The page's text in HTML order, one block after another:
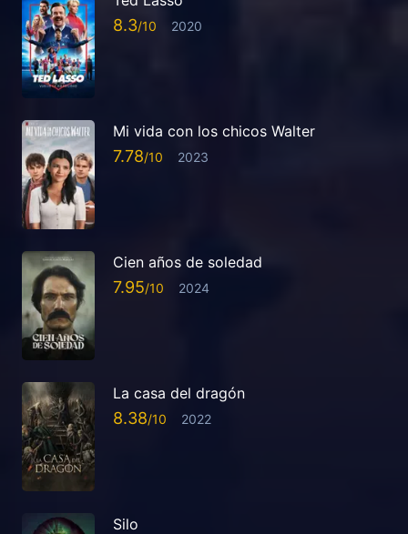
8.3 2020
Mi vida con los chicos Walter
7.78 2023
Cien años de soledad
7.95 2024
La casa del dragón
8.38 2022
Silo